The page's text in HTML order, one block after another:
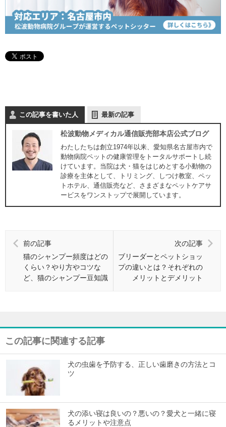
この記事を書いた人 最新の記事
松波動物メディカル通信販売部本店公式ブログ
わたしたちは創立1974年以来、愛知県名古屋市内で
動物病院ペットの健康管理をトータルサポートし続
けています。当院は犬・猫をはじめとする小動物の
診療を主体として、トリミング、しつけ教室、ペッ
トホテル、通信販売など、さまざまなペットケアサ
ービスをワンストップで展開しています。
前の記事
猫のシャンプー頻度はどの
くらい？やり方やコツな
ど、猫のシャンプー豆知識
次の記事
ブリーダーとペットショッ
プの違いとは？それぞれの
メリットとデメリット
この記事に関連する記事
犬の虫歯を予防する、正しい歯磨きの方法とコ
ツ
犬の添い寝は良いの？悪いの？愛犬と一緒に寝
るメリットや注意点